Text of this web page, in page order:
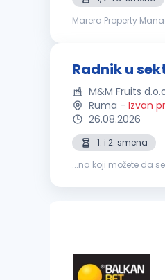
Marera Property
Radnik u
M&M Fruits
Ruma - Izvan
26.08.2026
1. i 2. smena
...na koji možete da